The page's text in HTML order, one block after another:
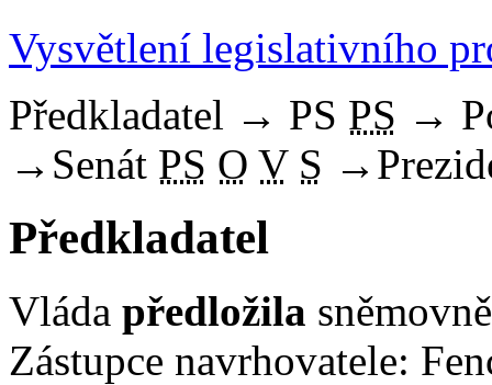
Vysvětlení legislativního
Předkladatel → PS PS →
→ Senát PS O V S →
Předkladatel
Vláda předložila
Zástupce navrhovatele: